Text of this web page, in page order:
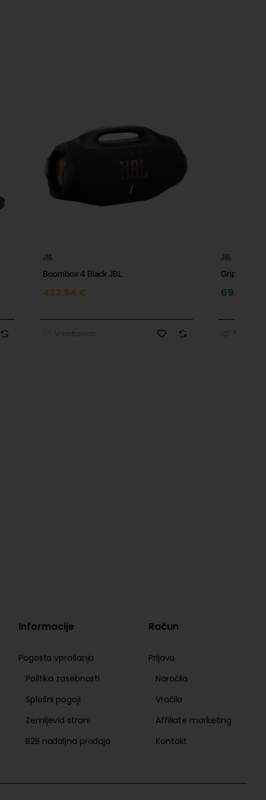
JBL
Boombox 4 Black JBL
423.94 €
V košarico
-17%
JBL
Grip White
69.99 €
V
Informacije
Pogosta vprašanja
Politika zasebnosti
Splošni pogoji
Zemljevid strani
B2B nadaljna prodaja
Račun
Prijava
Naročila
Vračila
Affiliate marketing
Kontakt